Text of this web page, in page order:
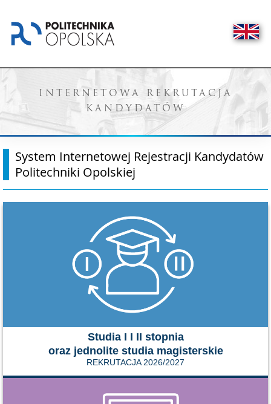
INTERNETOWA REKRUTACJA
KANDYDATÓW
System Internetowej Rejestracji Kandydatów
Politechniki Opolskiej
Studia I I II stopnia
oraz jednolite studia magisterskie
REKRUTACJA 2026/2027